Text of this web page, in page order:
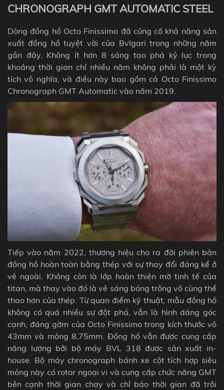
CHRONOGRAPH GMT AUTOMATIC STEEL
Dòng đồng hồ Octo Finissimo đã củng cố khả năng sản
xuất đồng hồ tuyệt vời của Bvlgari trong những năm
gần đây. Không ít hơn 8 sáng tạo phá kỷ lục trong
khoảng thời gian chỉ nhiều năm không phải là một kỳ
tích vô nghĩa, và điều này bao gồm cả Octo Finissimo
Chronograph GMT Automatic vào năm 2019.
Tiếp vào năm 2022, thương hiệu cho ra đời phiên bản
đồng hồ hoàn toàn bằng thép với sự thay đổi đáng kể ở
vẻ ngoài. Không còn là lớp hoàn thiện mờ tinh tế của
titan, mà thay vào đó là vẻ sáng bóng trông vô cùng thể
thao hơn của thép. Từ quan điểm kỹ thuật, mẫu đồng hồ
không có quá nhiều sự đột phá, vẫn là hình dáng góc
cạnh, đáng gờm của Octo Finissimo trong kích thước vỏ
43mm và mỏng 8,75mm. Đồng hồ vẫn được cung cấp
năng lượng bởi bộ máy BVL 318 được sản xuất in-
house. Bộ máy chronograph bánh xe cột tích hợp siêu
mỏng này có rotor ngoại vi và cung cấp chức năng GMT
bên cạnh thời gian chạy và chỉ báo thời gian đã trôi